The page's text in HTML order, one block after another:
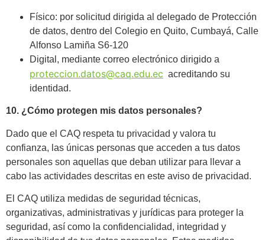
Físico: por solicitud dirigida al delegado de Protección
de datos, dentro del Colegio en Quito, Cumbayá, Calle
Alfonso Lamiña S6-120
Digital, mediante correo electrónico dirigido a
proteccion.datos@caq.edu.ec acreditando su
identidad.
10. ¿Cómo protegen mis datos personales?
Dado que el CAQ respeta tu privacidad y valora tu
confianza, las únicas personas que acceden a tus datos
personales son aquellas que deban utilizar para llevar a
cabo las actividades descritas en este aviso de privacidad.
El CAQ utiliza medidas de seguridad técnicas,
organizativas, administrativas y jurídicas para proteger la
seguridad, así como la confidencialidad, integridad y